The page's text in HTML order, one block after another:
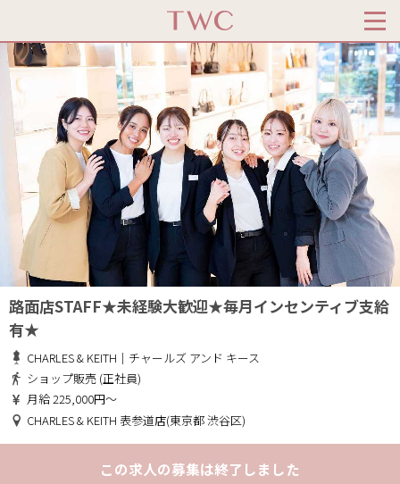
路面店STAFF★未経験大歓迎★毎月インセンティブ支給
有★
CHARLES & KEITH｜チャールズ アンド キース
ショップ販売 (正社員)
月給 225,000円～
CHARLES & KEITH 表参道店(東京都 渋谷区)
この求人の募集は終了しました